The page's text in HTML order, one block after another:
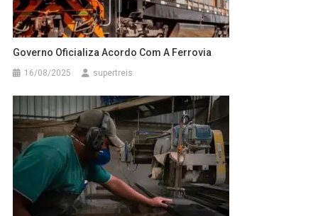
Governo Oficializa Acordo Com A Ferrovia
16/08/2025 supertreis